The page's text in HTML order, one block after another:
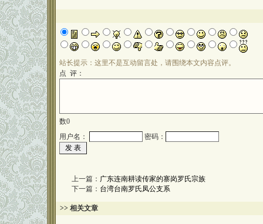
站长提示：这里不是互动留言处，请围绕本文内容点评。
点 评：
数0
用户名：
密码：
上一篇： 广东连南耕读传家的寨岗罗氏宗族
下一篇： 台湾台南罗氏凤公支系
>> 相关文章